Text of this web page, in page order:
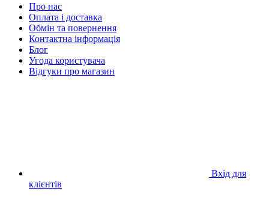
Про нас
Оплата і доставка
Обмін та повернення
Контактна інформація
Блог
Угода користувача
Відгуки про магазин
Вхід для
клієнтів